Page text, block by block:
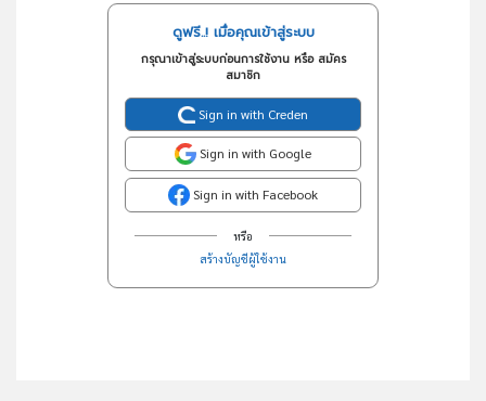
ดูฟรี..! เมื่อคุณเข้าสู่ระบบ
กรุณาเข้าสู่ระบบก่อนการใช้งาน หรือ สมัคร
สมาชิก
Sign in with Creden
Sign in with Google
Sign in with Facebook
หรือ
สร้างบัญชีผู้ใช้งาน